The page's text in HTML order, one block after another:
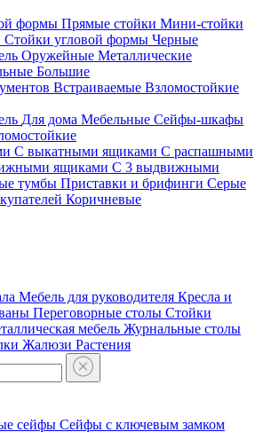
формы Прямые стойки Мини-стойки
Стойки угловой формы Черные
Оружейные Металлические
Большие
Встраиваемые Взломостойкие
Для дома Мебельные Сейфы-шкафы
С выкатными ящиками С распашными
ящиками С 3 выдвижными
тумбы Приставки и брифинги Серые
Коричневые
Мебель для руководителя Кресла и
Переговорные столы Стойки
мебель Журнальные столы
Жалюзи Растения
сейфы Сейфы с ключевым замком